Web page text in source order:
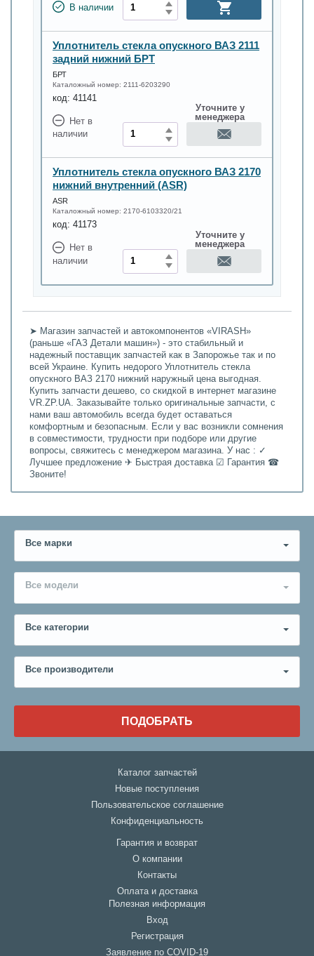
В наличии
Уплотнитель стекла опускного ВАЗ 2111
задний нижний БРТ
БРТ
Каталожный номер: 2111-6203290
код: 41141
Нет в
наличии
Уточните у
менеджера
Уплотнитель стекла опускного ВАЗ 2170
нижний внутренний (ASR)
ASR
Каталожный номер: 2170-6103320/21
код: 41173
Нет в
наличии
Уточните у
менеджера
➤ Магазин запчастей и автокомпонентов «VIRASH»
(раньше «ГАЗ Детали машин») - это стабильный и
надежный поставщик запчастей как в Запорожье так и по
всей Украине. Купить недорого Уплотнитель стекла
опускного ВАЗ 2170 нижний наружный цена выгодная.
Купить запчасти дешево, со скидкой в интернет магазине
VR.ZP.UA. Заказывайте только оригинальные запчасти, с
нами ваш автомобиль всегда будет оставаться
комфортным и безопасным. Если у вас возникли сомнения
в совместимости, трудности при подборе или другие
вопросы, свяжитесь с менеджером магазина. У нас : ✓
Лучшее предложение ✈ Быстрая доставка ☑ Гарантия ☎
Звоните!
Все марки
Все модели
Все категории
Все производители
ПОДОБРАТЬ
Каталог запчастей
Новые поступления
Пользовательское соглашение
Конфиденциальность
Гарантия и возврат
О компании
Контакты
Оплата и доставка
Полезная информация
Вход
Регистрация
Заявление по COVID-19